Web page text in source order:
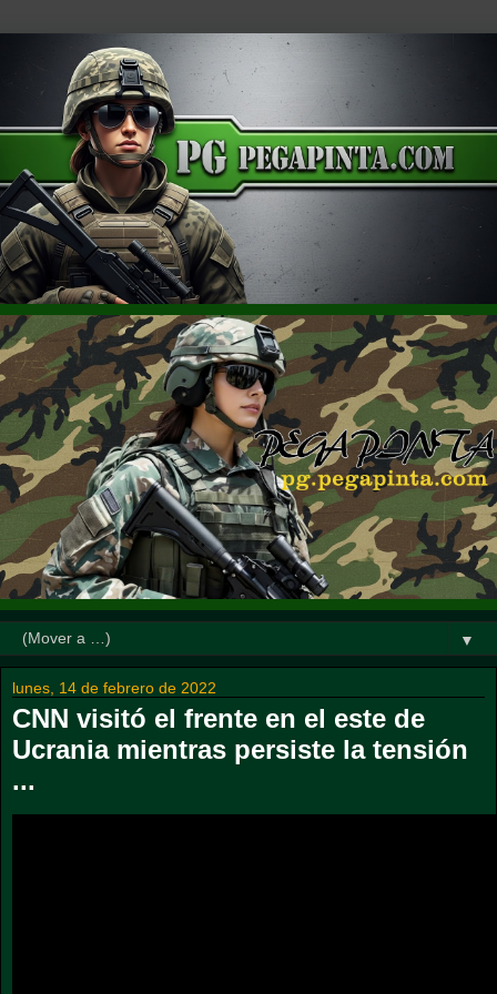
▼
lunes, 14 de febrero de 2022
CNN visitó el frente en el este de
Ucrania mientras persiste la tensión
...